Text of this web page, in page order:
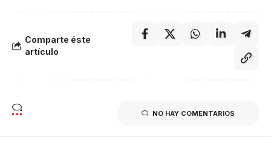
Comparte éste
artículo
NO HAY COMENTARIOS